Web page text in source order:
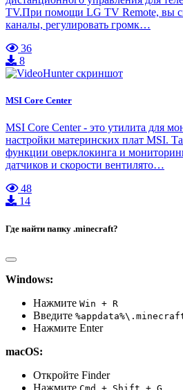
TV.При помощи LG TV Remote, вы
каналы, регулировать громк…
36
8
MSI Core Center
MSI Core Center - это утилита для
настройки материнских плат MSI.
функции оверклокинга и
датчиков и скорости вентилято…
48
14
Где найти папку .minecraft?
Windows:
Нажмите Win + R
Введите
Нажмите Enter
macOS:
Откройте Finder
Нажмите